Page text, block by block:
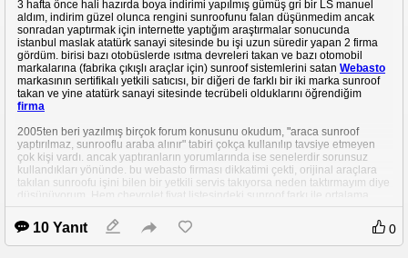
Cruze modeline özel parça satan ebaydeki kayıtlı satıcılarım:
X-Auto 100 ürün
AutomativeApro 70 ürün
Jayongmall 48 ürün
X3 Speed Auto 14 adet kromaj
Korea Auto 7 ürün
Hepsinden alışveriş yaptım. Düşük bedelli ürünler olduğu için gümrük problemi
Ayrıca direk satış sitesi olmayan en güzel Cruze modifiye sitesi
Bu da yan aynaları aldığım şirketin sitesiHI MOTORS
18" SSW Stanford jantlar 5x105
3 hafta önce hali hazırda boya indirimi yapılmış gümüş gri bir LS manuel
aldım, indirim güzel olunca rengini sunroofunu falan düşünmedim ancak
sonradan yaptırmak için internette yaptığım araştırmalar sonucunda
istanbul maslak atatürk sanayi sitesinde bu işi uzun süredir yapan 2 firma
gördüm. birisi bazı otobüslerde ısıtma devreleri takan ve bazı otomobil
markalarına (fabrika çıkışlı araçlar için) sunroof sistemlerini satan Webasto
markasının sertifikalı yetkili satıcısı, bir diğeri de farklı bir iki marka sunroof
takan ve yine atatürk sanayi sitesinde tecrübeli olduklarını öğrendiğim
firma
2005ten beri yazılmış birçok forum konusunu okudum, "araca sunroof
yaptırılmaz, sunrooflu araba alınır" tabiri çokça kullanılıp tavsiye etmeyen
çok kişi vardı. ancak yaptıranların yorumlarında ise senelerdir sorunsuz
kullandıkları yönünde. bu webasto firması dikkatimi çekti, orijinal araçlara
takılan sunroofu işini bilen bir yetkili servis takıyorsa neden taktırmayım diye
fiyatlar aynı.
Telefonla görüştüğüm webasto yetkilisi cruze modeline daha önce hiç
takmadıklarını, aracın kayışlarının (koruma barları) konumlarını görmeleri
10 Yanıt 0